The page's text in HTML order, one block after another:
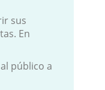
sus
En
público a